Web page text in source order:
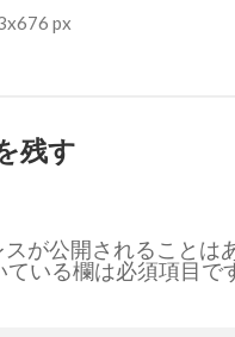
px
残す
スが公開されることは
ている欄は必須項目で